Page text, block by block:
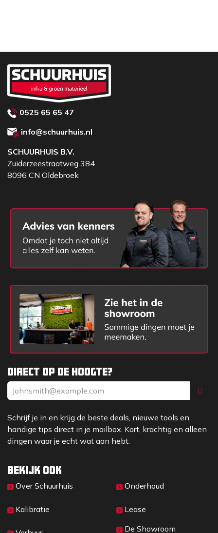
Direct op de hoogte?
Schrijf je in en krijg de beste deals, nieuwe tools en
handige tips direct in je mailbox. Kort, krachtig en alleen
dingen waar je echt wat aan hebt.
Bekijk ook
Over Sc​huurhuis
Kalibratie
Onderhoud
Lease
De Showroom
0525 65 65 47
info@schuurhuis.nl
SCHUURHUIS B.V.
Zuiderzeestraatweg 384
8096 CN Oldebroek